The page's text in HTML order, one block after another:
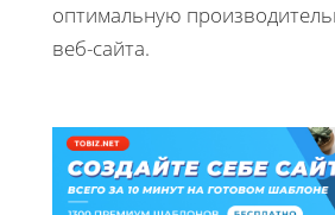
оптимальную
веб-сайта.